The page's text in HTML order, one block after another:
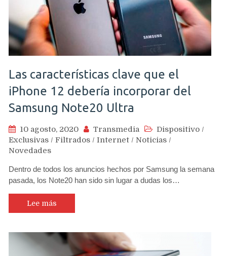
Las características clave que el
iPhone 12 debería incorporar del
Samsung Note20 Ultra
10 agosto, 2020 Transmedia Dispositivo /
Exclusivas / Filtrados / Internet / Noticias /
Novedades
Dentro de todos los anuncios hechos por Samsung la semana
pasada, los Note20 han sido sin lugar a dudas los…
Lee más